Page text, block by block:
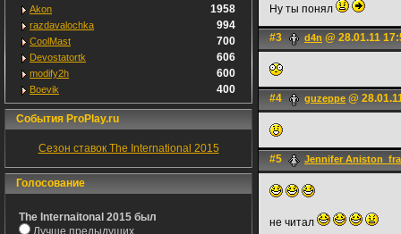
Akon 1958
razdavalochka 994
CoolMast 700
Devostatortk 606
modify2h 600
Boevik 400
События ProPlay.ru
Сезон ставок The International 2015
Голосование
The Internaitonal 2015 был
Лучше предыдуших
Ну ты понял
#3 d4n @ 28.01.11
#4 guzeppe @
#5 Jennifer
не читал